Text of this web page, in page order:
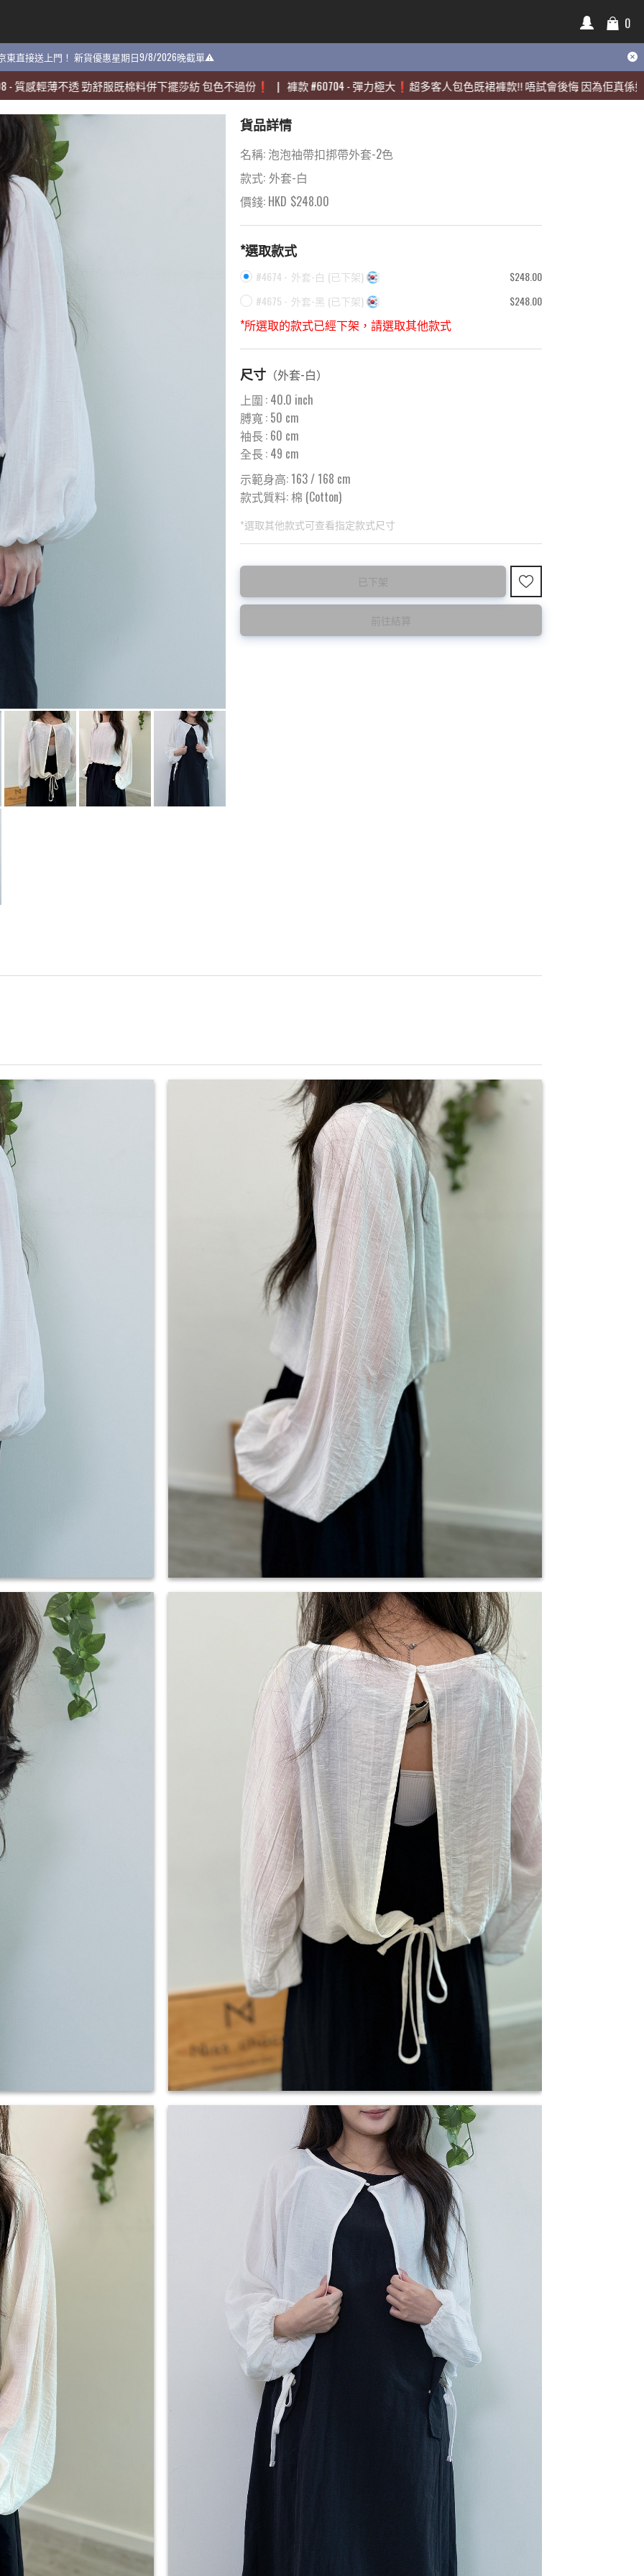
0
東直接送上門！ 新貨優惠星期日9/8/2026晚截單⚠️
輕薄不透 勁舒服既棉料併下擺莎紡 包色不過份❗️ | 褲款 # 60704-彈力極大❗️超多客人包色既裙褲款‼️ 唔試會後悔 因為佢真係好靚🫶🏻
0
東直接送上門！ 新貨優惠星期日9/8/2026晚截單⚠️
輕薄不透 勁舒服既棉料併下擺莎紡 包色不過份❗️ | 褲款 # 60704-彈力極大❗️超多客人包色既裙褲款‼️ 唔試會後悔 因為佢真係好靚🫶🏻
貨品詳情
名稱: 泡泡袖帶扣挷帶外套-2色
款式: 外套-白
價錢: HKD $248.00
*選取款式
#4674 - 外套-白 (已下架)
$248.00
#4675 - 外套-黑 (已下架) $248.00
*所選取的款式已經下架，請選取其他款式
尺寸 （外套-白）
上圍 : 40.0 inch
膊寬 : 50 cm
袖長 : 60 cm
全長 : 49 cm
示範身高: 163 / 168 cm
款式質料:棉 (Cotton)
*選取其他款式可查看指定款式尺寸
此為預購品
<預購款>因為韓國東大門8月暑假關係， 預購款會於8月18日
後才陸續返貨⚠️
此為減價貨品
特價品不設退換，購買前請先確認所列出的尺碼是否合適。
已下架
前往結算